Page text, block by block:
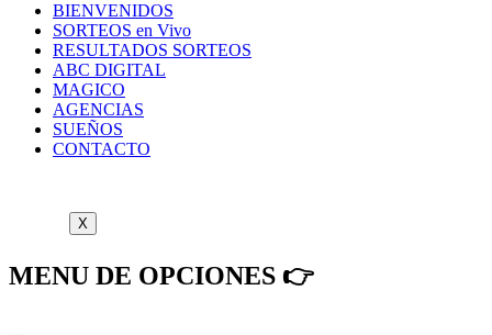
BIENVENIDOS
SORTEOS en Vivo
RESULTADOS SORTEOS
ABC DIGITAL
MAGICO
AGENCIAS
SUEÑOS
CONTACTO
X
MENU DE OPCIONES 👉